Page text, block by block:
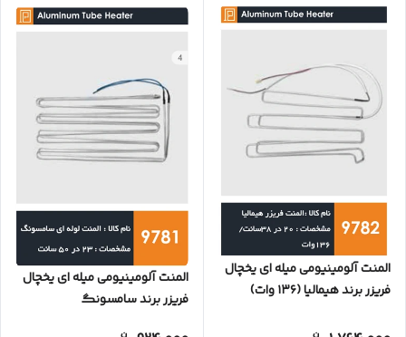
المنت آلومینیومی میله ای یخچال
فریزر برند هیمالیا (۱۳۶ وات)
المنت آلومینیومی میله ای یخچال
فریزر برند سامسونگ